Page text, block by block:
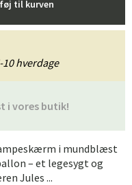
til kurven
i vores butik!
hverdage
i mundblæst
– et legesygt og
Jules ...